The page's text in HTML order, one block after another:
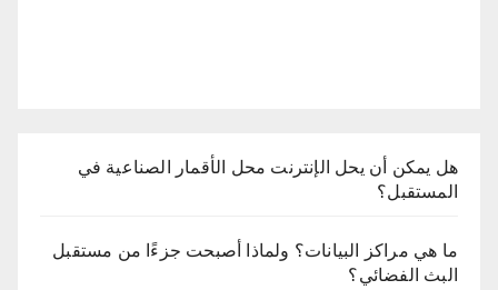
هل يمكن أن يحل الإنترنت محل الأقمار الصناعية في
المستقبل؟
ما هي مراكز البيانات؟ ولماذا أصبحت جزءًا من مستقبل
البث الفضائي؟